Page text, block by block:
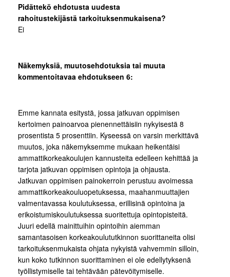
Pidättekö ehdotusta uudesta
rahoitustekijästä tarkoituksenmukaisena?
Ei
Näkemyksiä, muutosehdotuksia tai muuta
kommentoitavaa ehdotukseen 6:
Emme kannata esitystä, jossa jatkuvan oppimisen
kertoimen painoarvoa pienennettäisiin nykyisestä 8
prosentista 5 prosenttiin. Kyseessä on varsin merkittävä
muutos, joka näkemyksemme mukaan heikentäisi
ammattikorkeakoulujen kannusteita edelleen kehittää ja
tarjota jatkuvan oppimisen opintoja ja ohjausta.
Jatkuvan oppimisen painokerroin perustuu avoimessa
ammattikorkeakouluopetuksessa, maahanmuuttajien
valmentavassa koulutuksessa, erillisinä opintoina ja
erikoistumiskoulutuksessa suoritettuja opintopisteitä.
Juuri edellä mainittuihin opintoihin aiemman
samantasoisen korkeakoulututkinnon suorittaneita olisi
tarkoituksenmukaista ohjata nykyistä vahvemmin silloin,
kun koko tutkinnon suorittaminen ei ole edellytyksenä
työllistymiselle tai tehtävään pätevöitymiselle.